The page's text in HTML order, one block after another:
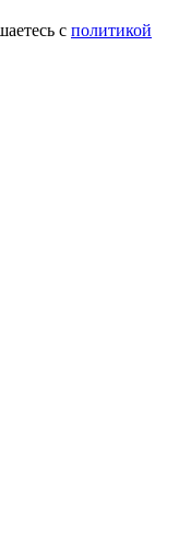
с политикой